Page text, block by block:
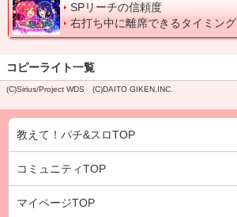
SPリーチの信頼度
右打ち中に離席できるタイミング
コピーライト一覧
(C)Sirius/Project WDS (C)DAITO GIKEN,INC.
教えて！パチ&スロTOP
コミュニティTOP
マイページTOP